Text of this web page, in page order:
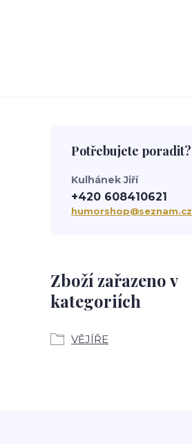
Zboží zařazeno v
kategoriích
VĚJÍŘE
Potřebujete poradit?
Kulhánek Jiří
+420 608410621
humorshop@seznam.cz